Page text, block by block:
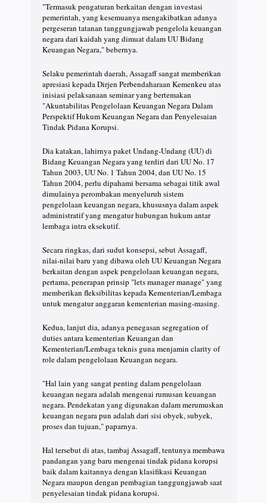
"Termasuk pengaturan berkaitan dengan investasi
pemerintah, yang kesemuanya mengakibatkan adanya
pergeseran tatanan tanggungjawab pengelola keuangan
negara dari kaidah yang dimuat dalam UU Bidang
Keuangan Negara," bebernya.
Selaku pemerintah daerah, Assagaff sangat memberikan
apresiasi kepada Dirjen Perbendaharaan Kemenkeu atas
inisiasi pelaksanaan seminar yang bertemakan
"Akuntabilitas Pengelolaan Keuangan Negara Dalam
Perspektif Hukum Keuangan Negara dan Penyelesaian
Tindak Pidana Korupsi.
Dia katakan, lahirnya paket Undang-Undang (UU) di
Bidang Keuangan Negara yang terdiri dari UU No. 17
Tahun 2003, UU No. 1 Tahun 2004, dan UU No. 15
Tahun 2004, perlu dipahami bersama sebagai titik awal
dimulainya perombakan menyeluruh sistem
pengelolaan keuangan negara, khususnya dalam aspek
administratif yang mengatur hubungan hukum antar
lembaga intra eksekutif.
Secara ringkas, dari sudut konsepsi, sebut Assagaff,
nilai-nilai baru yang dibawa oleh UU Keuangan Negara
berkaitan dengan aspek pengelolaan keuangan negara,
pertama, penerapan prinsip "lets manager manage" yang
memberikan fleksibilitas kepada Kementerian/Lembaga
untuk mengatur anggaran kementerian masing-masing.
Kedua, lanjut dia, adanya penegasan segregation of
duties antara kementerian Keuangan dan
Kementerian/Lembaga teknis guna menjamin clarity of
role dalam pengelolaan Keuangan negara.
"Hal lain yang sangat penting dalam pengelolaan
keuangan negara adalah mengenai rumusan keuangan
negara. Pendekatan yang digunakan dalam merumuskan
keuangan negara pun adalah dari sisi obyek, subyek,
proses dan tujuan," paparnya.
Hal tersebut di atas, tambaj Assagaff, tentunya membawa
pandangan yang baru mengenai tindak pidana korupsi
baik dalam kaitannya dengan klasifikasi Keuangan
Negara maupun dengan pembagian tanggungjawab saat
penyelesaian tindak pidana korupsi.